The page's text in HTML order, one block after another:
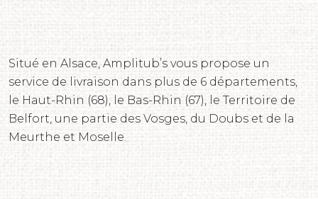
Situé en Alsace, Amplitub’s vous propose un
service de livraison dans plus de 6 départements,
le Haut-Rhin (68), le Bas-Rhin (67), le Territoire de
Belfort, une partie des Vosges, du Doubs et de la
Meurthe et Moselle.